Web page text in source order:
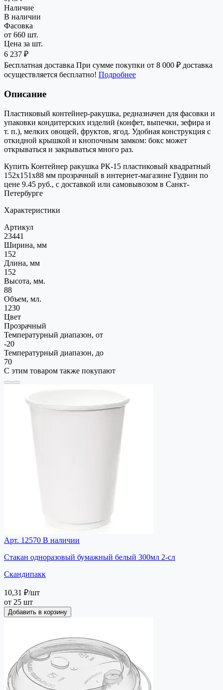
Наличие
В наличии
Фасовка
от 660 шт.
Цена за шт.
6 237 ₽
Бесплатная доставка При сумме покупки от 8 000 ₽ доставка
осуществляется бесплатно! Подробнее
Описание
Пластиковый контейнер-ракушка, редназначен для фасовки и
упаковки кондитерских изделий (конфет, выпечки, зефира и
т. п.), мелких овощей, фруктов, ягод. Удобная конструкция с
откидной крышкой и кнопочным замком: бокс может
открываться и закрываться много раз.
Купить Контейнер ракушка РК-15 пластиковый квадратный
152х151х88 мм прозрачный в интернет-магазине Гудвин по
цене 9.45 руб., с доставкой или самовывозом в Санкт-
Петербурге
Характеристики
Артикул
23441
Ширина, мм
152
Длина, мм
152
Высота, мм.
88
Объем, мл.
1230
Цвет
Прозрачный
Температурный диапазон, от
-20
Температурный диапазон, до
70
С этим товаром также покупают
Арт. 12570 В наличии
Стакан одноразовый бумажный белый 300мл 2-сл
Скандипакк
10,31 ₽/шт
от 25 шт
Добавить в корзину